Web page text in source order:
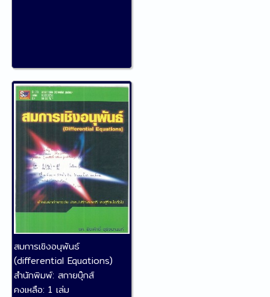
สมการเชิงอนุพันธ์
(differential Equations)
สำนักพิมพ์: สกายบุ๊กส์
คงเหลือ: 1 เล่ม